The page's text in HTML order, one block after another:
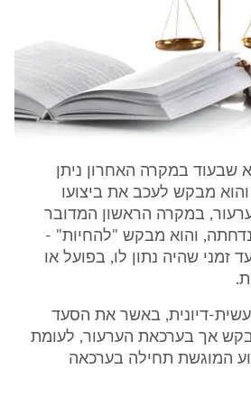
שבעוד במקרה האחרון ניתן
מבקש לעכב את ביצועו
במקרה הראשון המדובר
והוא מבקש "להחיות" -
זמני שהיה נתון לו, בפועל או
דיונית, באשר את הסעד
אך בערכאת הערעור, לעומת
המוגשת תחילה בערכאה